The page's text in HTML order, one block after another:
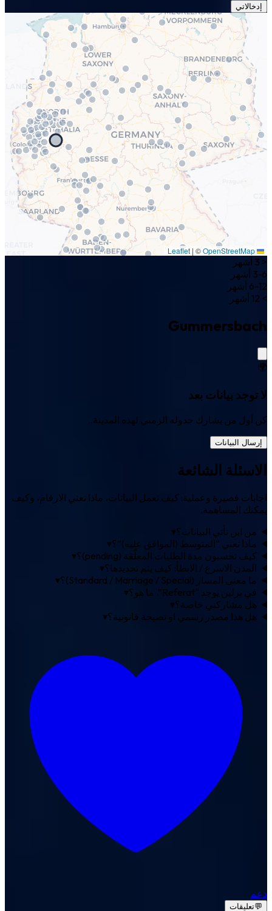
إدخالاتي
| ©OpenStreetMap
< 3 أشهر
3-6 أشهر
6-12 أشهر
> 12 أشهر
Gummersbach
🌍
لا توجد بيانات بعد
كن أول من يشارك جدوله الزمني لهذه المدينة.
إرسال البيانات
الاسئلة الشائعة
اجابات قصيرة وعملية: كيف تعمل البيانات، ماذا تعني الارقام، وكيف
يمكنك المساهمة.
من اين تأتي البيانات؟▾
ماذا تعني “المتوسط (الموافق عليه)”؟▾
كيف تحسبون مدة الطلبات المعلّقة (pending)؟
▾
المدن الاسرع / الابطأ: كيف يتم تحديدها؟▾
ما معنى المسار (Standard / Marriage / Special)؟
▾
في برلين يوجد “Referat”. ما هو؟
▾
هل مشاركتي خاصة؟▾
هل هذا مصدر رسمي او نصيحة قانونية؟▾
دعم
💬تعليقات